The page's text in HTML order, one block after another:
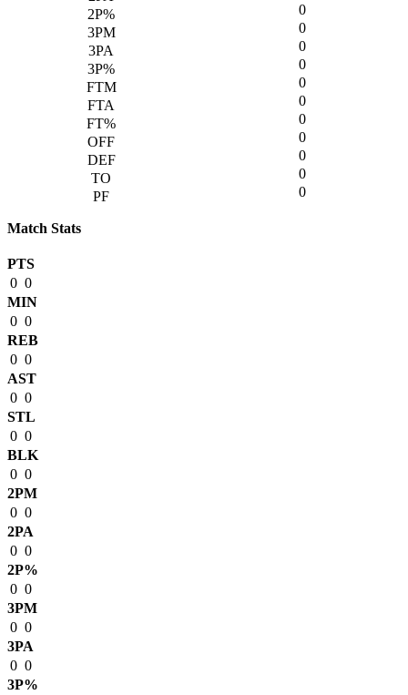
0
0
0
0
0
0
0
0
0
0
0
Match Stats
PTS
0 0
MIN
0 0
REB
0 0
AST
0 0
STL
0 0
BLK
0 0
2PM
0 0
2PA
0 0
2P%
0 0
3PM
0 0
3PA
0 0
3P%